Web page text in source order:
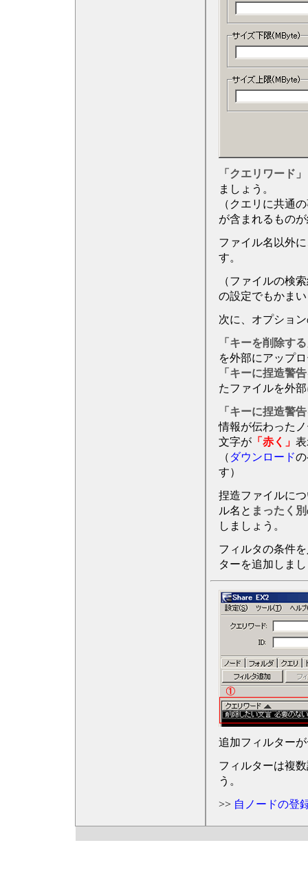
「クエリワード」
ましょう。
（クエリに共通
が含まれるもの
ファイル名以外
す。
（ファイルの検
の設定でもかま
次に、オプショ
「キーを削除す
を外部にアップ
「キーに捏造警
たファイルを外
「キーに捏造警
情報が伝わった
文字が 「赤く」
（ ダウンロード
す）
捏造ファイルに
ル名と まったく別
しましょう。
フィルタの条件
ターを追加しま
追加フィルター
フィルターは複
う。
>> 自ノードの登